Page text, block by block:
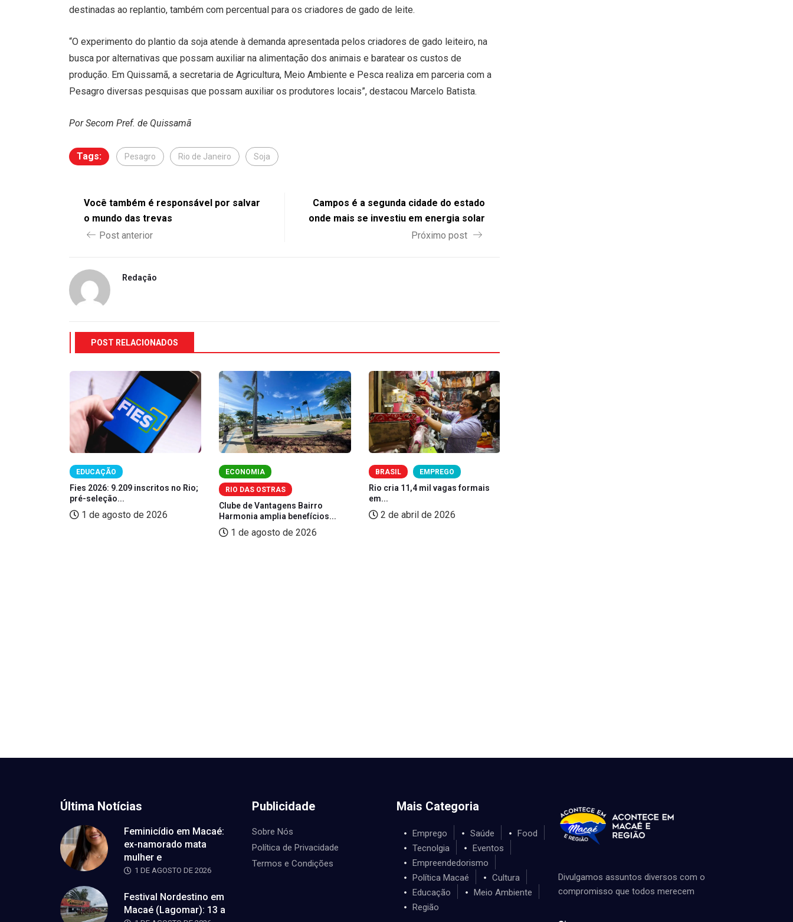
destinadas ao replantio, também com percentual para os criadores de gado de leite.
“O experimento do plantio da soja atende à demanda apresentada pelos criadores de gado leiteiro, na
busca por alternativas que possam auxiliar na alimentação dos animais e baratear os custos de
produção. Em Quissamã, a secretaria de Agricultura, Meio Ambiente e Pesca realiza em parceria com a
Pesagro diversas pesquisas que possam auxiliar os produtores locais”, destacou Marcelo Batista.
Por Secom Pref. de Quissamã
Tags: Pesagro Rio de Janeiro Soja
Você também é responsável por salvar
o mundo das trevas
Post anterior
Campos é a segunda cidade do estado
onde mais se investiu em energia solar
Próximo post
Redação
POST RELACIONADOS
EDUCAÇÃO
Fies 2026: 9.209 inscritos no Rio;
pré-seleção...
1 de agosto de 2026
ECONOMIA
RIO DAS OSTRAS
Clube de Vantagens Bairro
Harmonia amplia benefícios...
1 de agosto de 2026
BRASIL EMPREGO
Rio cria 11,4 mil vagas formais
em...
2 de abril de 2026
Última Notícias
Feminicídio em Macaé:
ex-namorado mata
mulher e
1 DE AGOSTO DE 2026
Festival Nordestino em
Macaé (Lagomar): 13 a
Publicidade
Sobre Nós
Política de Privacidade
Termos e Condições
Mais Categoria
Emprego Saúde
Food
Tecnolgia
Eventos
Empreendedorismo
Política Macaé
Cultura
Educação
Meio Ambiente
Região
Divulgamos assuntos diversos com o
compromisso que todos merecem